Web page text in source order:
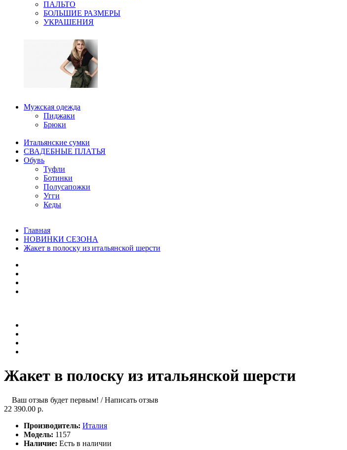
ПАЛЬТО
БОЛЬШИЕ РАЗМЕРЫ
УКРАШЕНИЯ
Мужская одежда
Пиджаки
Брюки
Итальянские сумки
СВАДЕБНЫЕ ПЛАТЬЯ
Обувь
Туфли
Ботинки
Полусапожки
Угги
Кеды
Главная
НОВИНКИ СЕЗОНА
Жакет в полоску из итальянской шерсти
Жакет в полоску из итальянской шерсти
Ваш отзыв будет первым! /Написать отзыв
22 390.00 р.
Производитель: Италия
Модель: 1157
Наличие: Есть в наличии